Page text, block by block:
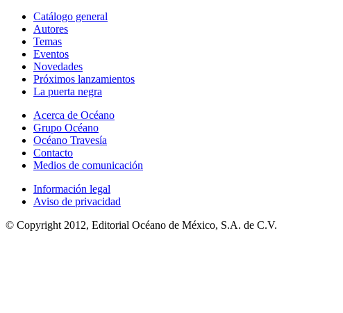
Catálogo general
Autores
Temas
Eventos
Novedades
Próximos lanzamientos
La puerta negra
Acerca de Océano
Grupo Océano
Océano Travesía
Contacto
Medios de comunicación
Información legal
Aviso de privacidad
© Copyright 2012, Editorial Océano de México, S.A. de C.V.